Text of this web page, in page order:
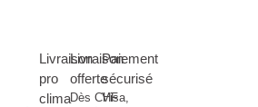
Livraison
pro
clima
Livraison
offerte
Dès CHF
Paiement
sécurisé
Visa,